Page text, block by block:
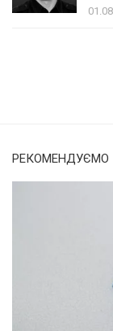
РЕКОМЕНДУЄМО